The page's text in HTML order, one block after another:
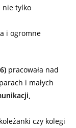
nie tylko
i ogromne
pracowała nad
i małych
czy kolegi